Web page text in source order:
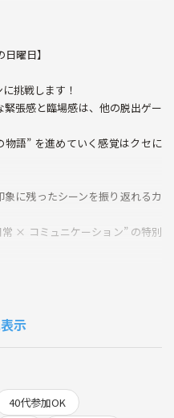
曜日】
挑戦します！
張感と臨場感は、他の脱出ゲー
語” を進めていく感覚はクセに
に残ったシーンを振り返れるカ
× コミュニケーション” の特別
出ゲーム
示
40代参加OK